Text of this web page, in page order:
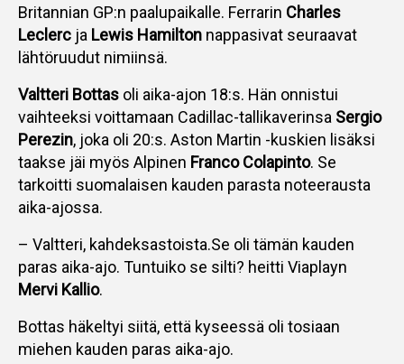
Britannian GP:n paalupaikalle. Ferrarin Charles
Leclerc ja Lewis Hamilton nappasivat seuraavat
lähtöruudut nimiinsä.
Valtteri Bottas oli aika-ajon 18:s. Hän onnistui
vaihteeksi voittamaan Cadillac-tallikaverinsa Sergio
Perezin, joka oli 20:s. Aston Martin -kuskien lisäksi
taakse jäi myös Alpinen Franco Colapinto. Se
tarkoitti suomalaisen kauden parasta noteerausta
aika-ajossa.
– Valtteri, kahdeksastoista.Se oli tämän kauden
paras aika-ajo. Tuntuiko se silti? heitti Viaplayn
Mervi Kallio.
Bottas häkeltyi siitä, että kyseessä oli tosiaan
miehen kauden paras aika-ajo.